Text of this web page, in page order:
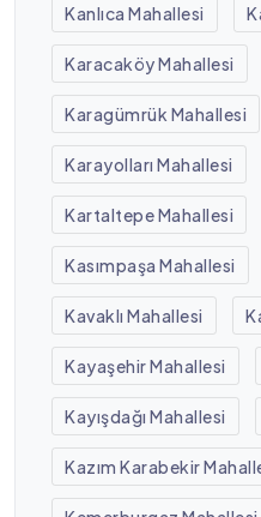
Kanlıca Mahallesi
Karacaköy Mahallesi
Karagümrük Mahallesi
Karayolları Mahallesi
Kartaltepe Mahallesi
Kasımpaşa Mahallesi
Kavaklı Mahallesi
Kayaşehir Mahallesi
Kayışdağı Mahallesi
Kazım Karabekir